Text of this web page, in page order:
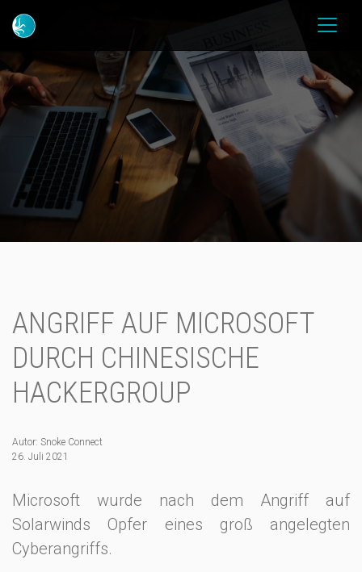
ANGRIFF AUF MICROSOFT
DURCH CHINESISCHE
HACKERGROUP
Autor: Snoke Connect
26. Juli 2021
Microsoft wurde nach dem Angriff auf
Solarwinds Opfer eines groß angelegten
Cyberangriffs.